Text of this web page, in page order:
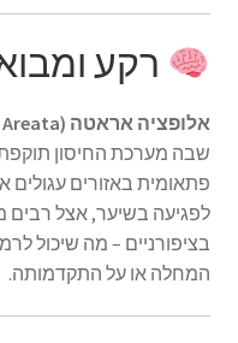
רקע
אלופציה אראטה (Alopecia Areata)
שבה מערכת החיסון
פתאומית באזורים
לפגיעה בשיער, אצל רבים
בציפורניים – מה שיכול
המחלה או על התקדמותה.